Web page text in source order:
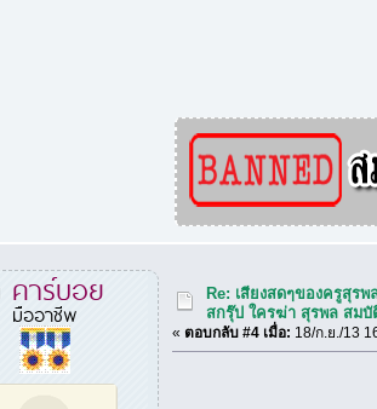
คาร์บอย
มืออาชีพ
Re: เสียงสดๆของครูสุรพ
สกรุ๊ป ใครฆ่า สุรพล สมบั
« ตอบกลับ #4 เมื่อ: 18/ก.ย./13